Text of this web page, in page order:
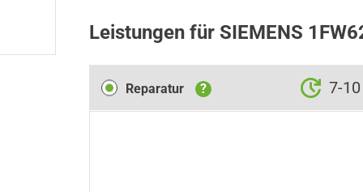
Leistungen für SIEMENS
Reparatur
Reparatur ? 7-